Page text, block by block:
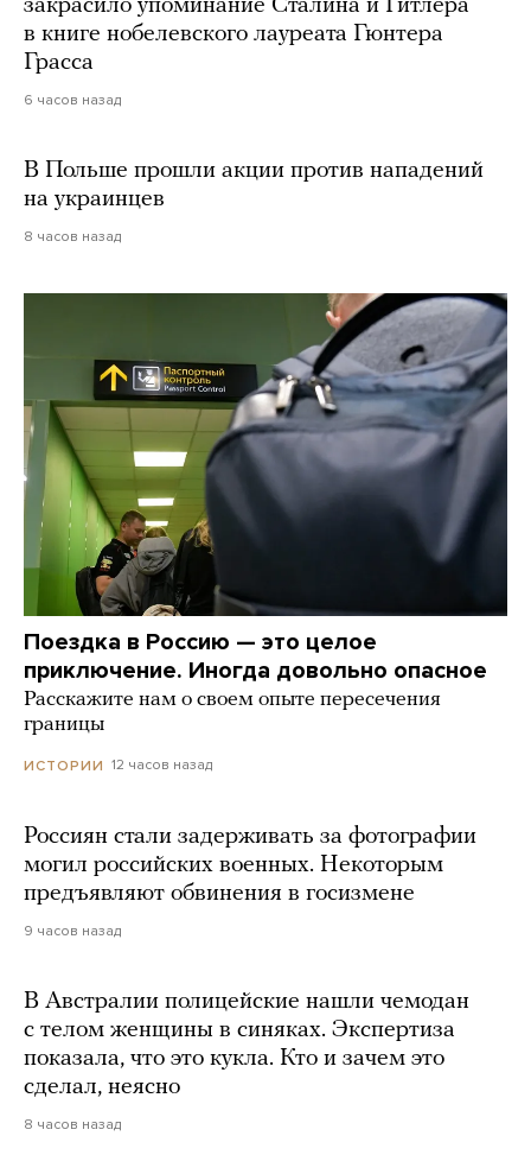
закрасило упоминание Сталина и Гитлера
в книге нобелевского лауреата Гюнтера
Грасса
6 часов назад
В Польше прошли акции против нападений
на украинцев
8 часов назад
Поездка в Россию — это целое
приключение. Иногда довольно опасное
Расскажите нам о своем опыте пересечения
границы
ИСТОРИИ 12 часов назад
Россиян стали задерживать за фотографии
могил российских военных. Некоторым
предъявляют обвинения в госизмене
9 часов назад
В Австралии полицейские нашли чемодан
с телом женщины в синяках. Экспертиза
показала, что это кукла. Кто и зачем это
сделал, неясно
8 часов назад